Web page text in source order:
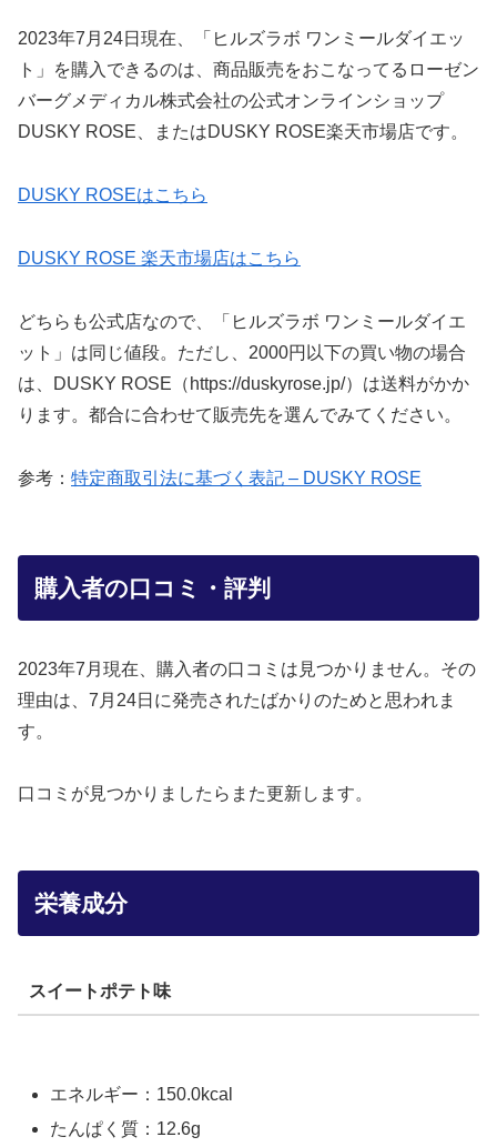
2023年7月24日現在、「ヒルズラボ ワンミールダイエッ
ト」を購入できるのは、商品販売をおこなってるローゼン
バーグメディカル株式会社の公式オンラインショップ
DUSKY ROSE、またはDUSKY ROSE楽天市場店です。
DUSKY ROSEはこちら
DUSKY ROSE 楽天市場店はこちら
どちらも公式店なので、「ヒルズラボ ワンミールダイエ
ット」は同じ値段。ただし、2000円以下の買い物の場合
は、DUSKY ROSE（https://duskyrose.jp/）は送料がかか
ります。都合に合わせて販売先を選んでみてください。
参考： 特定商取引法に基づく表記 – DUSKY ROSE
購入者の口コミ・評判
2023年7月現在、購入者の口コミは見つかりません。その
理由は、7月24日に発売されたばかりのためと思われま
す。
口コミが見つかりましたらまた更新します。
栄養成分
スイートポテト味
エネルギー：150.0kcal
たんぱく質：12.6g